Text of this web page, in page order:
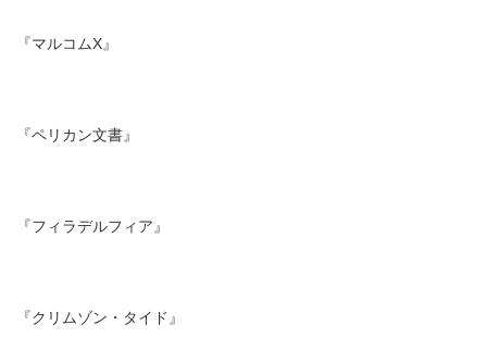
『マルコムX』
『ペリカン文書』
『フィラデルフィア』
『クリムゾン・タイド』